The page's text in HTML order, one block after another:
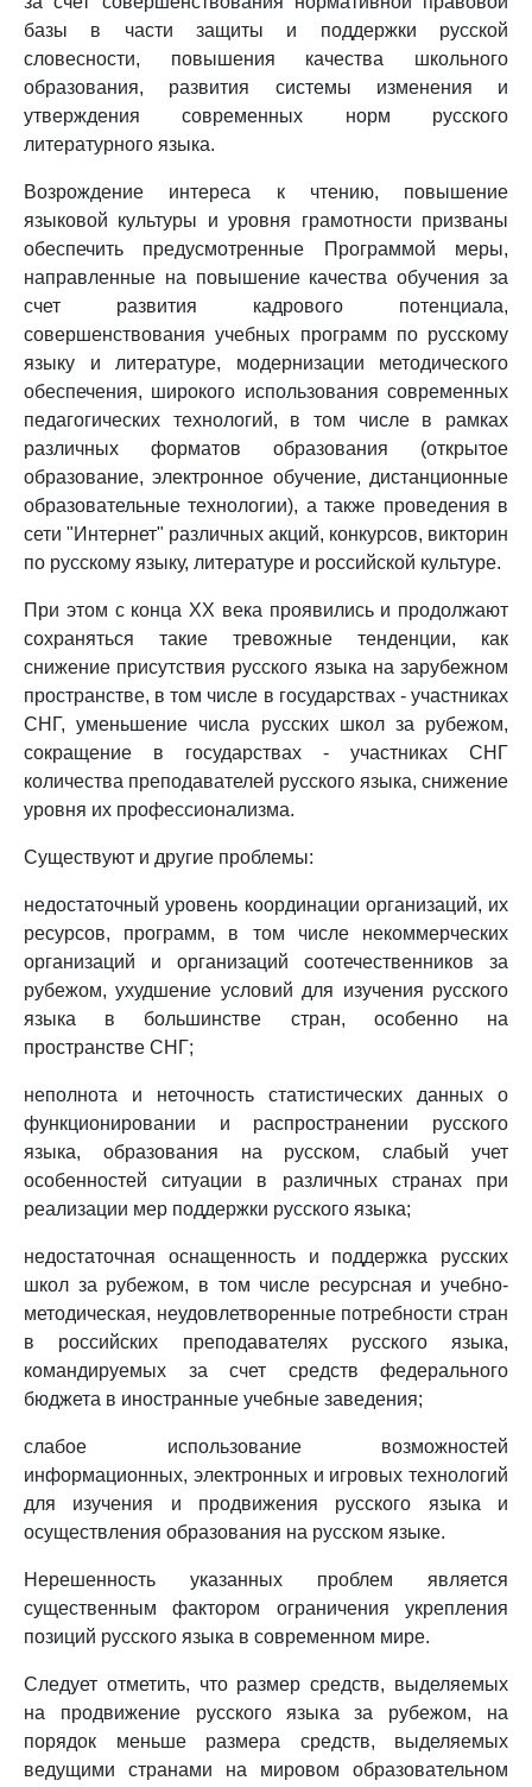
базы в части защиты и поддержки русской
словесности, повышения качества школьного
образования, развития системы изменения и
утверждения современных норм русского
литературного языка.
Возрождение интереса к чтению, повышение
языковой культуры и уровня грамотности призваны
обеспечить предусмотренные Программой меры,
направленные на повышение качества обучения за
счет развития кадрового потенциала,
совершенствования учебных программ по русскому
языку и литературе, модернизации методического
обеспечения, широкого использования современных
педагогических технологий, в том числе в рамках
различных форматов образования (открытое
образование, электронное обучение, дистанционные
образовательные технологии), а также проведения в
сети "Интернет" различных акций, конкурсов, викторин
по русскому языку, литературе и российской культуре.
При этом с конца XX века проявились и продолжают
сохраняться такие тревожные тенденции, как
снижение присутствия русского языка на зарубежном
пространстве, в том числе в государствах - участниках
СНГ, уменьшение числа русских школ за рубежом,
сокращение в государствах - участниках СНГ
количества преподавателей русского языка, снижение
уровня их профессионализма.
Существуют и другие проблемы:
недостаточный уровень координации организаций, их
ресурсов, программ, в том числе некоммерческих
организаций и организаций соотечественников за
рубежом, ухудшение условий для изучения русского
языка в большинстве стран, особенно на
пространстве СНГ;
неполнота и неточность статистических данных о
функционировании и распространении русского
языка, образования на русском, слабый учет
особенностей ситуации в различных странах при
реализации мер поддержки русского языка;
недостаточная оснащенность и поддержка русских
школ за рубежом, в том числе ресурсная и учебно-
методическая, неудовлетворенные потребности стран
в российских преподавателях русского языка,
командируемых за счет средств федерального
бюджета в иностранные учебные заведения;
слабое использование возможностей
информационных, электронных и игровых технологий
для изучения и продвижения русского языка и
осуществления образования на русском языке.
Нерешенность указанных проблем является
существенным фактором ограничения укрепления
позиций русского языка в современном мире.
Следует отметить, что размер средств, выделяемых
на продвижение русского языка за рубежом, на
порядок меньше размера средств, выделяемых
ведущими странами на мировом образовательном